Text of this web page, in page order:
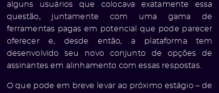
alguns usuários que colocava exatamente essa
questão, juntamente com uma gama de
ferramentas pagas em potencial que pode parecer
oferecer e, desde então, a plataforma tem
desenvolvido seu novo conjunto de opções de
assinantes em alinhamento com essas respostas.
O que pode em breve levar ao próximo estágio – de